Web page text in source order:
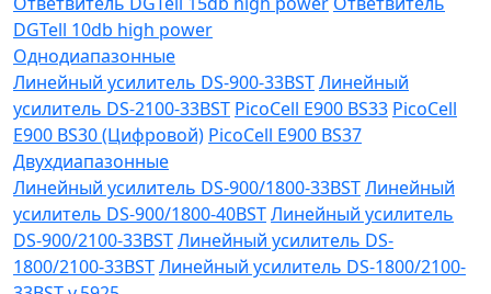
DGTell 10db high power
Однодиапазонные
Линейный усилитель DS-900-33BSTЛинейный
усилитель DS-2100-33BST PicoCell E900 BS33 PicoCell
E900 BS30 (Цифровой) PicoCell E900 BS37
Двухдиапазонные
Линейный усилитель DS-900/1800-33BSTЛинейный
усилитель DS-900/1800-40BSTЛинейный усилитель
DS-900/2100-33BSTЛинейный усилитель DS-
1800/2100-33BSTЛинейный усилитель DS-1800/2100-